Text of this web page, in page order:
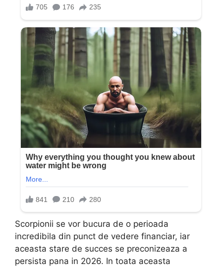
Scorpionii se vor bucura de o perioada
incredibila din punct de vedere financiar, iar
aceasta stare de succes se preconizeaza a
persista pana in 2026. In toata aceasta